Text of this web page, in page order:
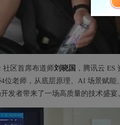
社区首席布道师刘晓国 ，腾讯云
4位老师，从底层原理、AI 场景赋能
发者带来了一场高质量的技术盛宴